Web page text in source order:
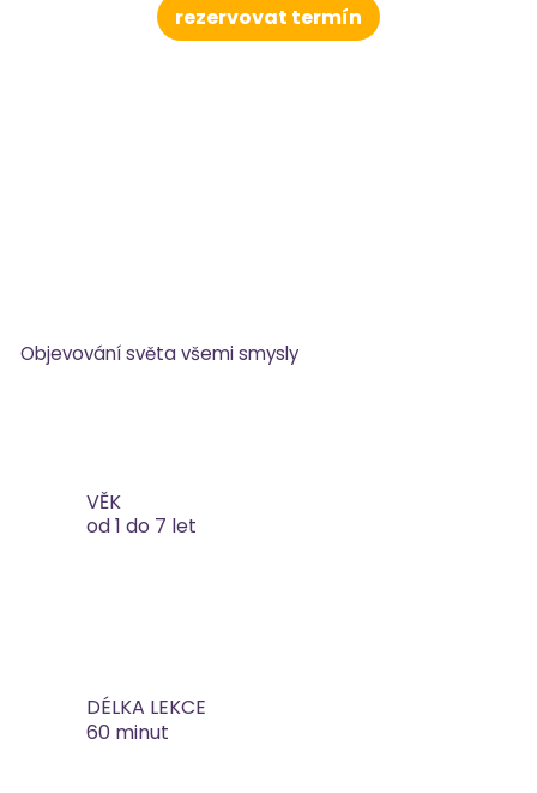
rezervovat termín
Objevování světa všemi smysly
VĚK
od 1 do 7 let
DÉLKA LEKCE
60 minut